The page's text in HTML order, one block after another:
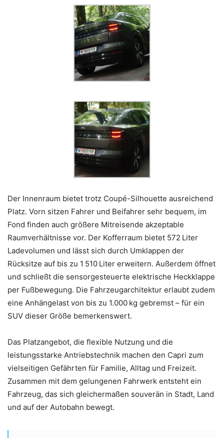
Der Innenraum bietet trotz Coupé-Silhouette ausreichend
Platz. Vorn sitzen Fahrer und Beifahrer sehr bequem, im
Fond finden auch größere Mitreisende akzeptable
Raumverhältnisse vor. Der Kofferraum bietet 572 Liter
Ladevolumen und lässt sich durch Umklappen der
Rücksitze auf bis zu 1 510 Liter erweitern. Außerdem öffnet
und schließt die sensorgesteuerte elektrische Heckklappe
per Fußbewegung. Die Fahrzeugarchitektur erlaubt zudem
eine Anhängelast von bis zu 1.000 kg gebremst – für ein
SUV dieser Größe bemerkenswert.
Das Platzangebot, die flexible Nutzung und die
leistungsstarke Antriebstechnik machen den Capri zum
vielseitigen Gefährten für Familie, Alltag und Freizeit.
Zusammen mit dem gelungenen Fahrwerk entsteht ein
Fahrzeug, das sich gleichermaßen souverän in Stadt, Land
und auf der Autobahn bewegt.